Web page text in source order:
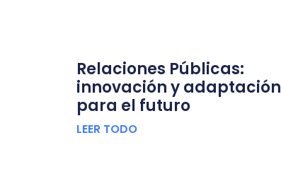
Relaciones Públicas:
innovación y adaptación
para el futuro
LEER TODO